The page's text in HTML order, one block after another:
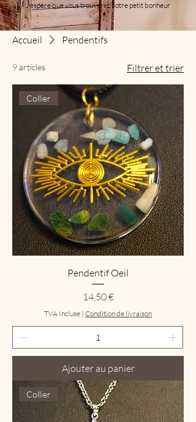
J'espère que vous trouverez votre petit bonheur
!
Accueil Pendentifs
9 articles Filtrer et trier
Collier
Pendentif Oeil
Prix
14,50 €
TVA Incluse | Condition de livraison
Ajouter au panier
Collier